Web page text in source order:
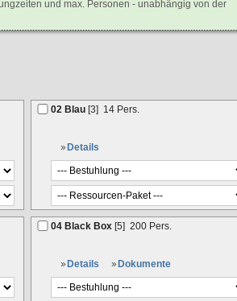
und max. Personen - unabhängig von der
02 Blau [3] 14 Pers.
Details
04 Black Box [5] 200 Pers.
Details Dokumente